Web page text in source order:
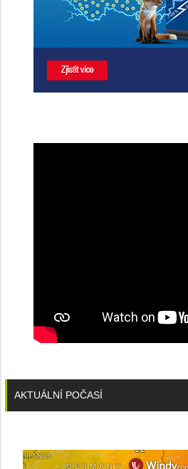
AKTUÁLNÍ POČASÍ